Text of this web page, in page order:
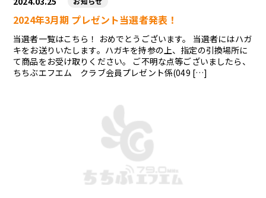
2024年3月期 プレゼント当選者発表！
当選者一覧はこちら！ おめでとうございます。 当選者にはハガ
キをお送りいたします。ハガキを持参の上、指定の引換場所に
て商品をお受け取りください。 ご不明な点等ございましたら、
ちちぶエフエム クラブ会員プレゼント係(049 […]